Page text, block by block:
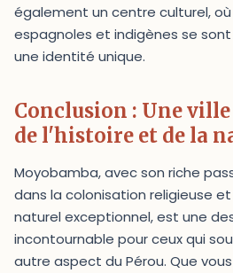
également un centre culturel,
espagnoles et indigènes se
une identité unique.
Conclusion : Une
de l'histoire et de la
Moyobamba, avec son riche
dans la colonisation religieuse
naturel exceptionnel, est une
incontournable pour ceux qui
autre aspect du Pérou. Que